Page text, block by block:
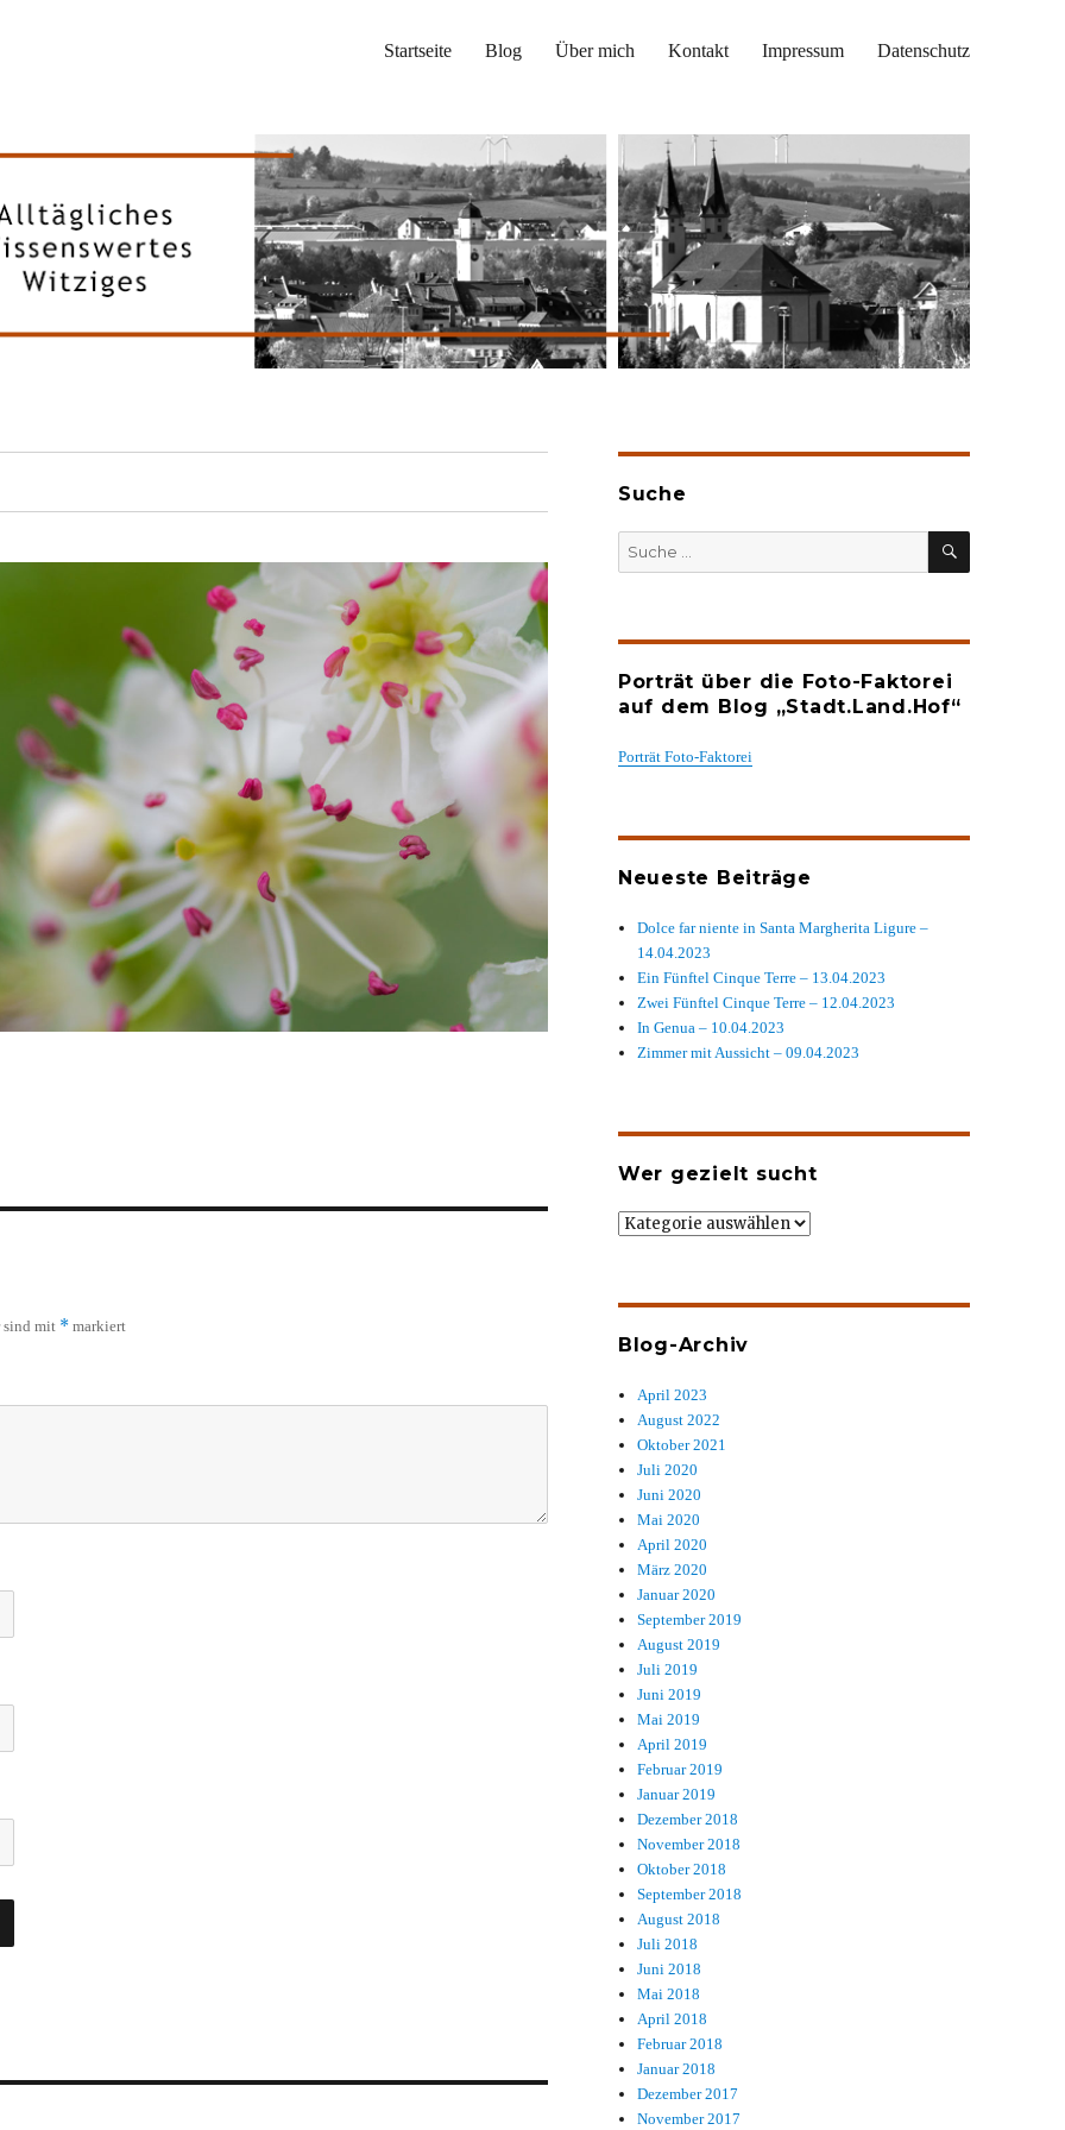
Startseite Blog Über mich Kontakt Impressum Datenschutz
sind mit * markiert
Suche
SUCHEN
Porträt über die Foto-Faktorei
auf dem Blog „Stadt.Land.Hof“
Porträt Foto-Faktorei
Neueste Beiträge
Dolce far niente in Santa Margherita Ligure –
14.04.2023
Ein Fünftel Cinque Terre – 13.04.2023
Zwei Fünftel Cinque Terre – 12.04.2023
In Genua – 10.04.2023
Zimmer mit Aussicht – 09.04.2023
Wer gezielt sucht
Wer
Blog-Archiv
April 2023
August 2022
Oktober 2021
Juli 2020
Juni 2020
Mai 2020
April 2020
März 2020
Januar 2020
September 2019
August 2019
Juli 2019
Juni 2019
Mai 2019
April 2019
Februar 2019
Januar 2019
Dezember 2018
November 2018
Oktober 2018
September 2018
August 2018
Juli 2018
Juni 2018
Mai 2018
April 2018
Februar 2018
Januar 2018
Dezember 2017
November 2017